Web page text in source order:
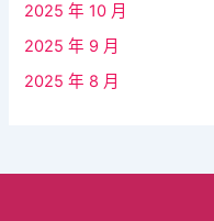
2025 年 10 月
2025 年 9 月
2025 年 8 月